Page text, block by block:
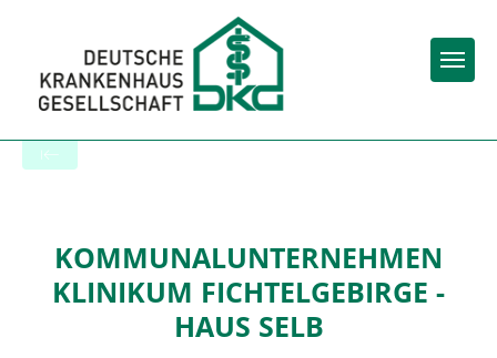
KOMMUNALUNTERNEHMEN
KLINIKUM FICHTELGEBIRGE -
HAUS SELB